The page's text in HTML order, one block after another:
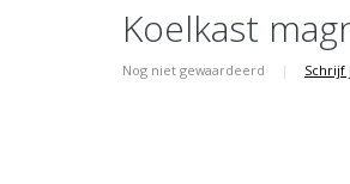
Koelkast
Nog niet gewaardeerd | Schrijf